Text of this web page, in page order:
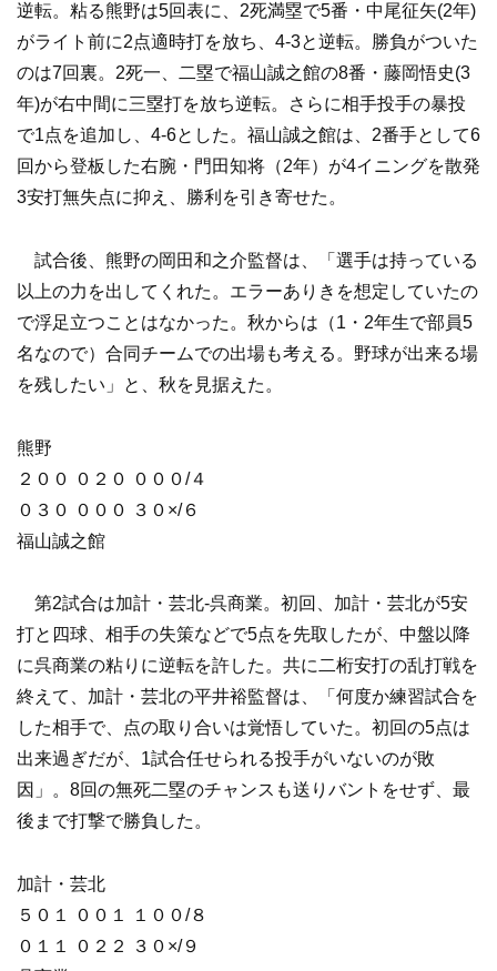
逆転。粘る熊野は5回表に、2死満塁で5番・中尾征矢(2年)
がライト前に2点適時打を放ち、4-3と逆転。勝負がついた
のは7回裏。2死一、二塁で福山誠之館の8番・藤岡悟史(3
年)が右中間に三塁打を放ち逆転。さらに相手投手の暴投
で1点を追加し、4-6とした。福山誠之館は、2番手として6
回から登板した右腕・門田知将（2年）が4イニングを散発
3安打無失点に抑え、勝利を引き寄せた。
試合後、熊野の岡田和之介監督は、「選手は持っている
以上の力を出してくれた。エラーありきを想定していたの
で浮足立つことはなかった。秋からは（1・2年生で部員5
名なので）合同チームでの出場も考える。野球が出来る場
を残したい」と、秋を見据えた。
熊野
２００ ０２０ ０００/４
０３０ ０００ ３０×/６
福山誠之館
第2試合は加計・芸北-呉商業。初回、加計・芸北が5安
打と四球、相手の失策などで5点を先取したが、中盤以降
に呉商業の粘りに逆転を許した。共に二桁安打の乱打戦を
終えて、加計・芸北の平井裕監督は、「何度か練習試合を
した相手で、点の取り合いは覚悟していた。初回の5点は
出来過ぎだが、1試合任せられる投手がいないのが敗
因」。8回の無死二塁のチャンスも送りバントをせず、最
後まで打撃で勝負した。
加計・芸北
５０１ ００１ １００/８
０１１ ０２２ ３０×/９